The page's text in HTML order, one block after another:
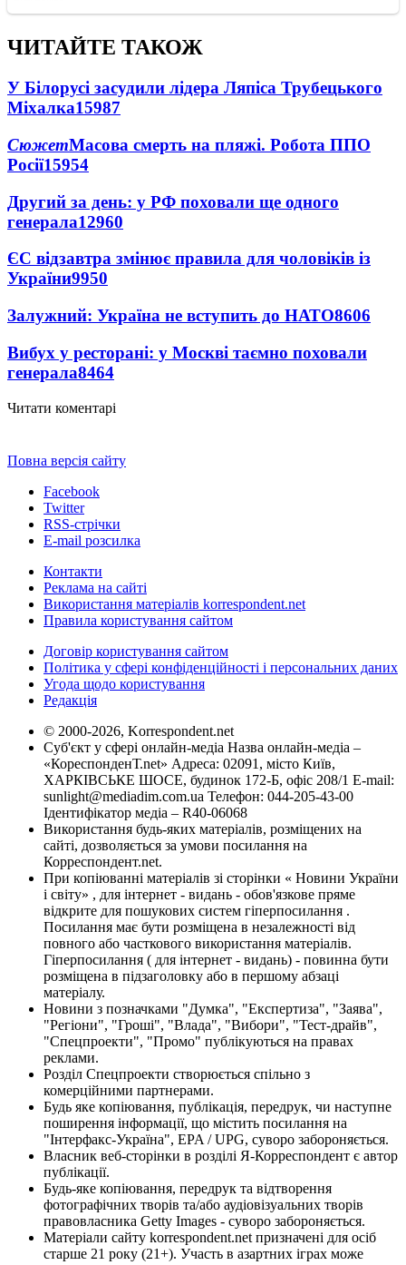
ЧИТАЙТЕ ТАКОЖ
У Білорусі засудили лідера Ляпіса Трубецького
Міхалка15987
СюжетМасова смерть на пляжі. Робота ППО
Росії15954
Другий за день: у РФ поховали ще одного
генерала12960
ЄС відзавтра змінює правила для чоловіків із
України9950
Залужний: Україна не вступить до НАТО8606
Вибух у ресторані: у Москві таємно поховали
генерала8464
Читати коментарі
Повна версія сайту
Facebook
Twitter
RSS-стрічки
E-mail розсилка
Контакти
Реклама на сайті
Використання матеріалів korrespondent.net
Правила користування сайтом
Договір користування сайтом
Політика у сфері конфіденційності і персональних даних
Угода щодо користування
Редакція
© 2000-2026, Korrespondent.net
Суб'єкт у сфері онлайн-медіа Назва онлайн-медіа –
«КореспонденТ.net» Адреса: 02091, місто Київ,
ХАРКІВСЬКЕ ШОСЕ, будинок 172-Б, офіс 208/1 E-mail:
sunlight@mediadim.com.ua Телефон: 044-205-43-00
Ідентифікатор медіа – R40-06068
Використання будь-яких матеріалів, розміщених на
сайті, дозволяється за умови посилання на
Корреспондент.net.
При копіюванні матеріалів зі сторінки « Новини України
і світу» , для інтернет - видань - обов'язкове пряме
відкрите для пошукових систем гіперпосилання .
Посилання має бути розміщена в незалежності від
повного або часткового використання матеріалів.
Гіперпосилання ( для інтернет - видань) - повинна бути
розміщена в підзаголовку або в першому абзаці
матеріалу.
Новини з позначками "Думка", "Експертиза", "Заява",
"Регіони", "Гроші", "Влада", "Вибори", "Тест-драйв",
"Спецпроекти", "Промо" публікуються на правах
реклами.
Розділ Спецпроекти створюється спільно з
комерційними партнерами.
Будь яке копіювання, публікація, передрук, чи наступне
поширення інформації, що містить посилання на
"Інтерфакс-Україна", EPA / UPG, суворо забороняється.
Власник веб-сторінки в розділі Я-Корреспондент є автор
публікації.
Будь-яке копіювання, передрук та відтворення
фотографічних творів та/або аудіовізуальних творів
правовласника Getty Images - суворо забороняється.
Матеріали сайту korrespondent.net призначені для осіб
старше 21 року (21+). Участь в азартних іграх може